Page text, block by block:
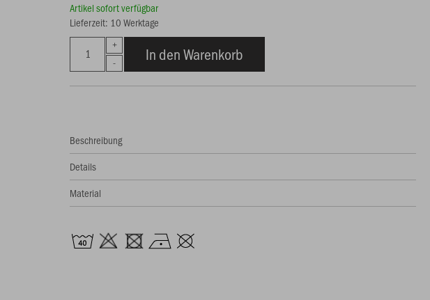
Artikel sofort verfügbar
Lieferzeit: 10 Werktage
In den Warenkorb
Beschreibung
Details
Material